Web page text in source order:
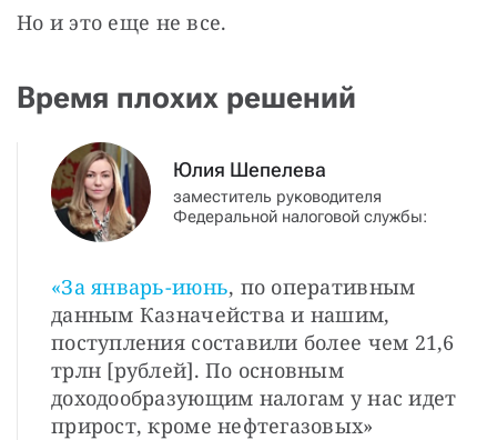
Но и это еще не все.
Время плохих решений
Юлия Шепелева
заместитель руководителя
Федеральной налоговой службы:
«За январь-июнь, по оперативным
данным Казначейства и нашим,
поступления составили более чем 21,6
трлн [рублей]. По основным
доходообразующим налогам у нас идет
прирост, кроме нефтегазовых»